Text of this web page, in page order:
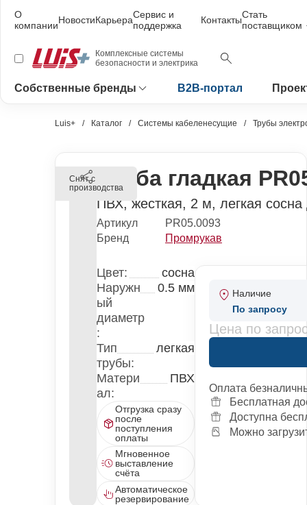
О
компанииНовостиКарьераСервис и
поддержка
КонтактыСтать
поставщиком
Комплексные системы
безопасности и электрика
Собственные бренды B2B-портал
Luis+ Каталог Системы кабеленесущие Трубы
Снят с
производстваТруба гладкая
ПВХ, жесткая, 2 м, легкая сосна
Артикул
PR05.0093
Бренд
Промрукав
Цвет:
сосна
Наружн
ый
диаметр
:
0.5 мм
Тип
трубы:
легкая
Матери
ал:
ПВХ
Отгрузка сразу
после
поступления
оплаты
Мгновенное
выставление
счёта
Автоматическое
резервирование
Наличие
По запросу
Цена по
Оплата
Бесплатная
Доступна
Можно